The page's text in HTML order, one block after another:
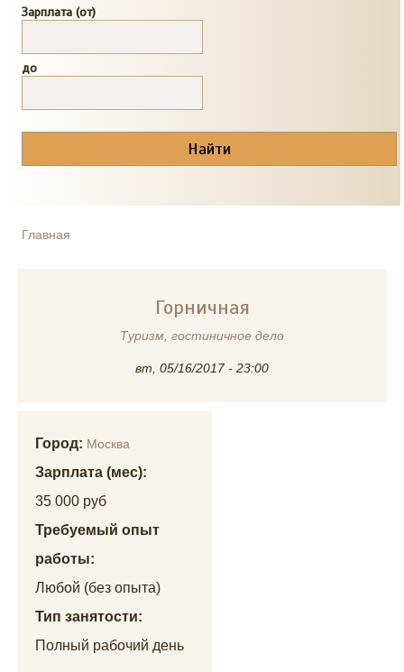
Зарплата (от)
до
ВЫ ЗДЕСЬ
Главная
Горничная
Туризм, гостиничное дело
вт, 05/16/2017 - 23:00
Город: Москва
Зарплата (мес):
35 000 руб
Требуемый опыт
работы:
Любой (без опыта)
Тип занятости:
Полный рабочий день